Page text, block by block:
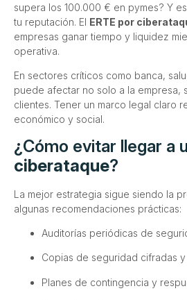
supera los 100.000 € en pymes? Y
tu reputación. El ERTE por
empresas ganar tiempo y liquidez
operativa.
En sectores críticos como banca,
puede afectar no solo a la empresa,
clientes. Tener un marco legal claro
económico y social.
¿Cómo evitar llegar a
ciberataque?
La mejor estrategia sigue siendo la
algunas recomendaciones prácticas:
Auditorías periódicas de
Copias de seguridad cifradas y
Planes de contingencia y